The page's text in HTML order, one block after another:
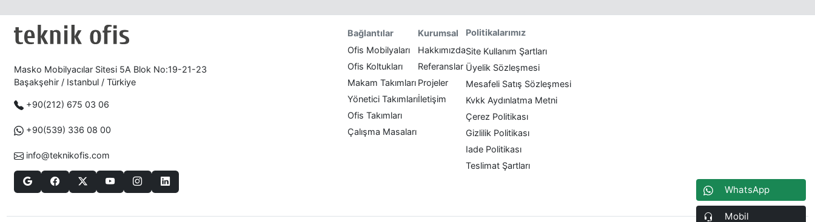
WhatsApp
Mobil
Masko Mobilyacılar Sitesi 5A Blok No:19-21-23
Başakşehir / Istanbul / Türkiye
+90(212) 675 03 06
+90(539) 336 08 00
info@teknikofis.com
Bağlantılar
Ofis Mobilyaları
Ofis Koltukları
Makam Takımları
Yönetici Takımları
Ofis Takımları
Çalışma Masaları
Kurumsal
Hakkımızda
Referanslar
Projeler
İletişim
Politikalarımız
Site Kullanım Şartları
Üyelik Sözleşmesi
Mesafeli Satış Sözleşmesi
Kvkk Aydınlatma Metni
Çerez Politikası
Gizlilik Politikası
Iade Politikası
Teslimat Şartları